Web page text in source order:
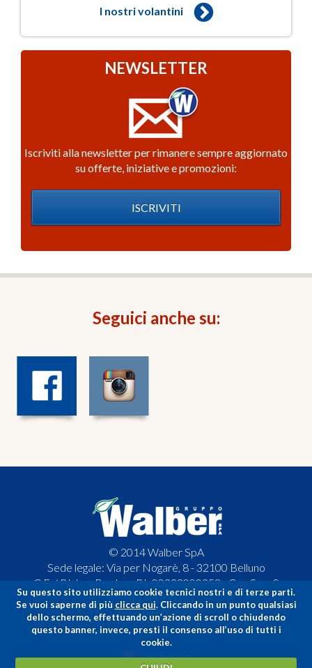
I nostri volantini
NEWSLETTER
Iscriviti alla newsletter per rimanere sempre aggiornato
su offerte, iniziative e promozioni:
ISCRIVITI
Seguici anche su:
© 2014 Walber SpA
Sede legale: Via per Nogarè, 8 - 32100 Belluno
C.F. / P.I. Iscr.Reg.Imp.BL 00223000258 - Cap.Soc. €
140.400,00 i.v.
Privacy|Cookie
Su questo sito utilizziamo cookie tecnici nostri e di terze parti.
Se vuoi saperne di più clicca qui. Cliccando in un punto qualsiasi
dello schermo, effettuando un’azione di scroll o chiudendo
questo banner, invece, presti il consenso all’uso di tutti i
cookie.